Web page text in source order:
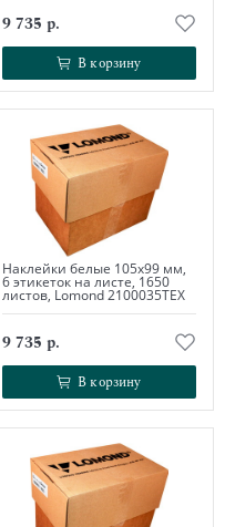
9 735 р.
В корзину
В корзину
Наклейки белые 105х99 мм,
6 этикеток на листе, 1650
листов, Lomond 2100035ТЕХ
9 735 р.
В корзину
В корзину